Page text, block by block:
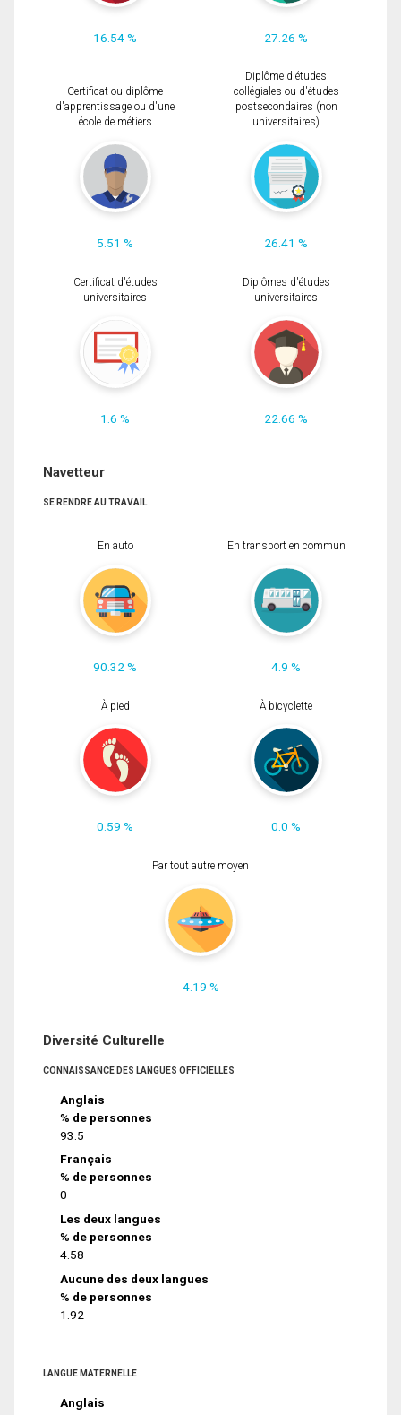
16.54 % 27.26 %
Certificat ou diplôme
d'apprentissage ou d'une
école de métiers
5.51 %
Diplôme d'études
collégiales ou d'études
postsecondaires (non
universitaires)
26.41 %
Certificat d'études
universitaires
1.6 %
Diplômes d'études
universitaires
22.66 %
Navetteur
SE RENDRE AU TRAVAIL
En auto
90.32 %
En transport en commun
4.9 %
À pied
0.59 %
À bicyclette
0.0 %
Par tout autre moyen
4.19 %
Diversité Culturelle
CONNAISSANCE DES LANGUES OFFICIELLES
Anglais
% de personnes
93.5
Français
% de personnes
0
Les deux langues
% de personnes
4.58
Aucune des deux langues
% de personnes
1.92
LANGUE MATERNELLE
Anglais